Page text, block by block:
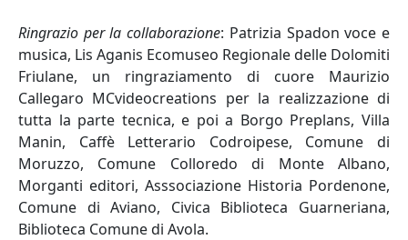
Ringrazio per la collaborazione: Patrizia Spadon voce e
musica, Lis Aganis Ecomuseo Regionale delle Dolomiti
Friulane, un ringraziamento di cuore Maurizio
Callegaro MCvideocreations per la realizzazione di
tutta la parte tecnica, e poi a Borgo Preplans, Villa
Manin, Caffè Letterario Codroipese, Comune di
Moruzzo, Comune Colloredo di Monte Albano,
Morganti editori, Asssociazione Historia Pordenone,
Comune di Aviano, Civica Biblioteca Guarneriana,
Biblioteca Comune di Avola.